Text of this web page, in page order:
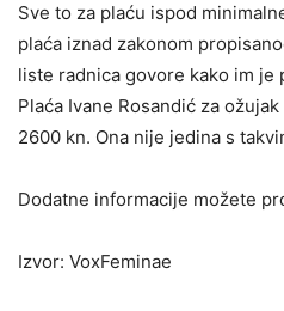
Sve to za plaću ispod
plaća iznad zakonom
liste radnica govore kako im je
Plaća Ivane Rosandić za
2600 kn. Ona nije jedina s
Dodatne informacije možete
Izvor: VoxFeminae